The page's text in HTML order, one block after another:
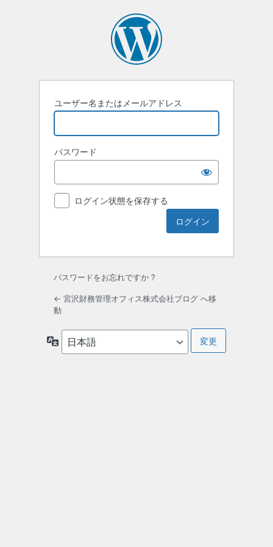
ユーザー名またはメールアドレス
パスワード
ログイン状態を保存する
パスワードをお忘れですか ?
← 宮沢財務管理オフィス株式会社ブログ へ移
動
語